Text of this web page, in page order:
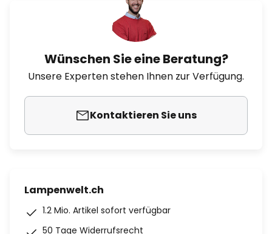
Wünschen Sie eine Beratung?
Unsere Experten stehen Ihnen zur Verfügung.
Kontaktieren Sie uns
Lampenwelt.ch
1.2 Mio. Artikel sofort verfügbar
50 Tage Widerrufsrecht